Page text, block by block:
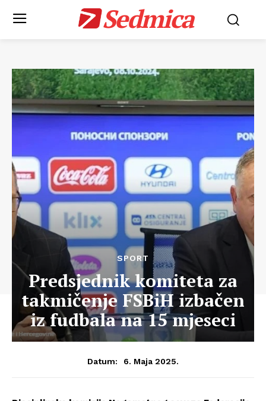
Sedmica
SPORT
Predsjednik komiteta za
takmičenje FSBiH izbačen
iz fudbala na 15 mjeseci
Datum: 6. Maja 2025.